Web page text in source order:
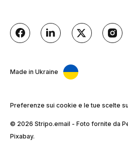
Made in Ukraine
Preferenze sui cookie e le tue scelte
© 2026 Stripо.email - Foto fornite da
Pixabay.